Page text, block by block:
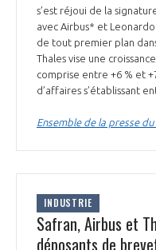
COMMISSIONS ET COMITÉS
POURQUOI DEVENIR
LA MÉDIATION DANS LA
LE MÉDIATEUR DE LA
MÉDIATION ET CHARTE
PRENDRE CONTACT AVEC
LE SALON DU BOURGET
CHIFFRES CLÉS
LES ENJEUX
COMPÉTITIVITÉ
LES PUBLICATIONS
s’est réjoui de la
avec Airbus* et
de tout premier plan
Thales vise une
comprise entre +6 % et
d’affaires s’établissant
Ensemble de la presse
INDUSTRIE
Safran, Airbus et
déposants de
Rencontres,